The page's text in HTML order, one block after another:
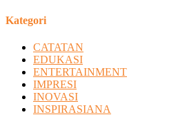
Kategori
CATATAN
EDUKASI
ENTERTAINMENT
IMPRESI
INOVASI
INSPIRASIANA